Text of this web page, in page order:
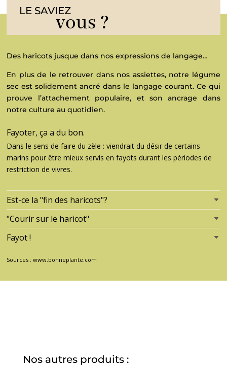
LE SAVIEZ
vous ?
Des haricots jusque dans nos expressions de langage…
En plus de le retrouver dans nos assiettes, notre légume
sec est solidement ancré dans le langage courant. Ce qui
prouve l’attachement populaire, et son ancrage dans
notre culture au quotidien.
Fayoter, ça a du bon.
Dans le sens de faire du zèle : viendrait du désir de certains
marins pour être mieux servis en fayots durant les périodes de
restriction de vivres.
Est-ce la "fin des haricots"?
"Courir sur le haricot"
Fayot !
Sources : www.bonneplante.com
Nos autres produits :